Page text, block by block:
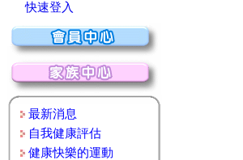
快速登入
最新消息
自我健康評估
健康快樂的運動